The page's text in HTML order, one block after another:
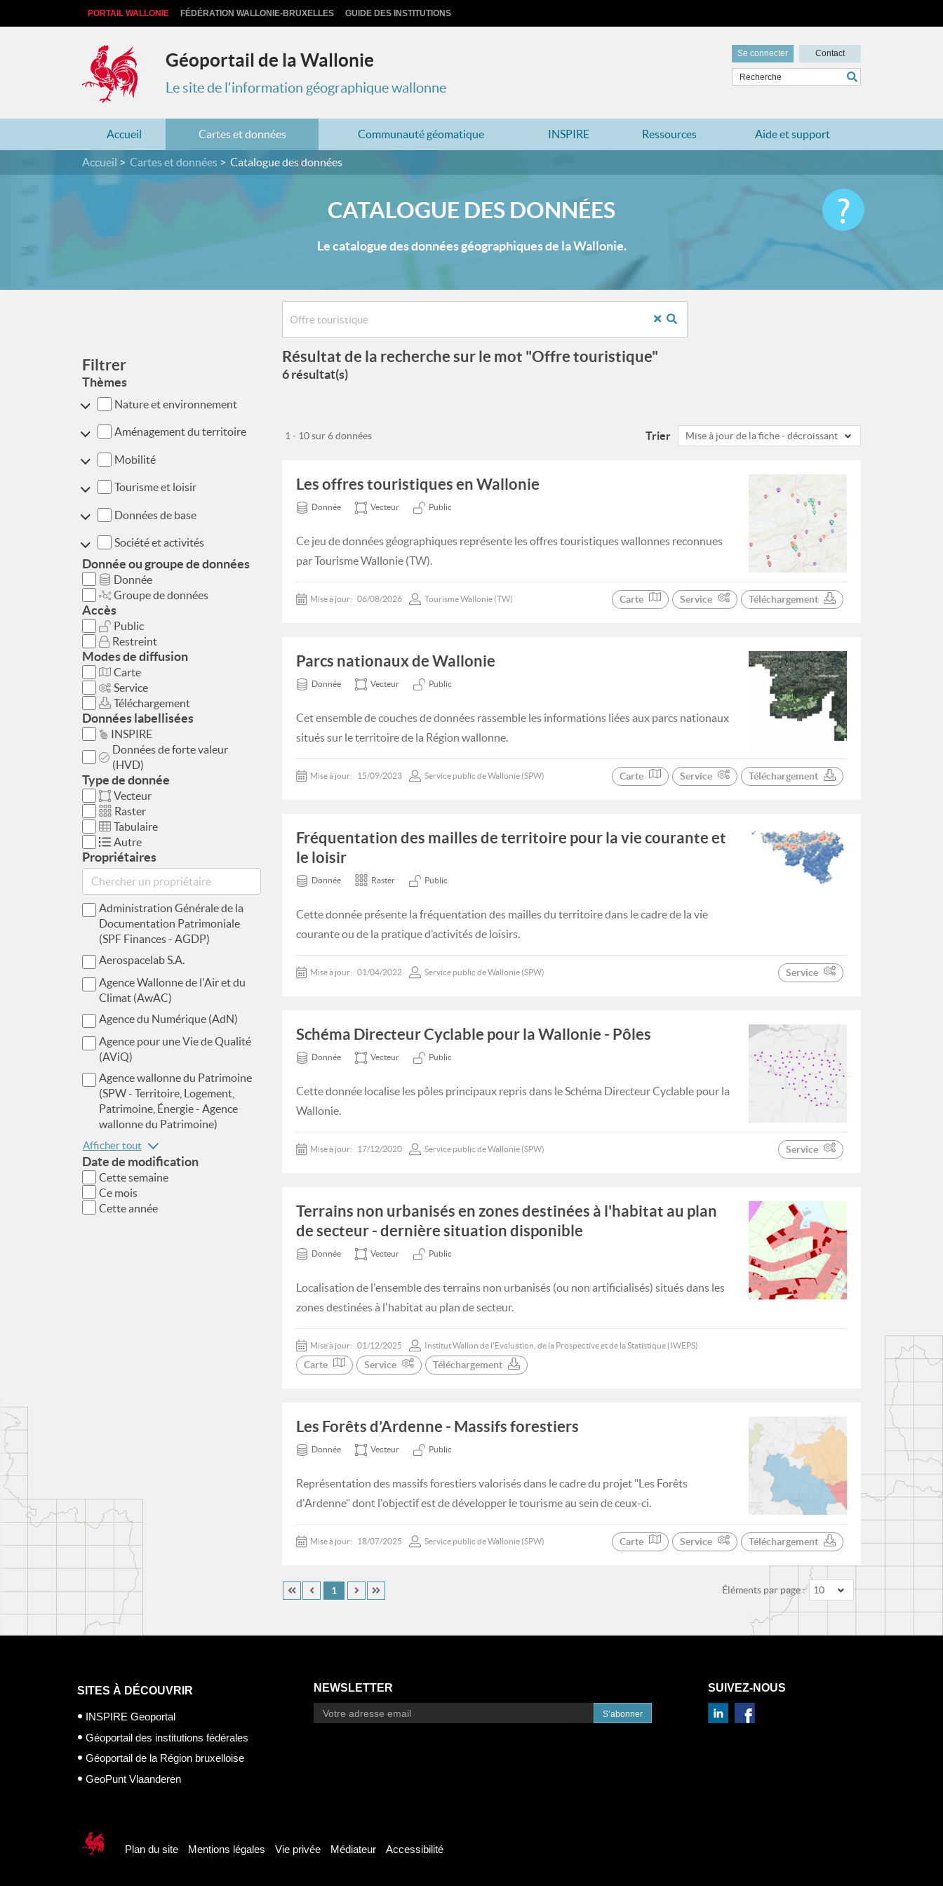
PORTAIL WALLONIE FÉDÉRATION WALLONIE-BRUXELLES GUIDE DES INSTITUTIONS
Géoportail de la Wallonie
Le site de l'information géographique wallonne
Se connecter Contact
Accueil Cartes et données Communauté géomatique INSPIRE Ressources Aide et support
Accueil Cartes et données Catalogue des données
CATALOGUE DES DONNÉES
Le catalogue des données géographiques de la Wallonie.
Filtrer
Thèmes
Nature et environnement
Aménagement du territoire
Mobilité
Tourisme et loisir
Données de base
Société et activités
Donnée ou groupe de données
Donnée
Groupe de données
Accès
Public
Restreint
Modes de diffusion
Carte
Service
Téléchargement
Données labellisées
INSPIRE
Données de forte valeur
(HVD)
Type de donnée
Vecteur
Raster
Tabulaire
Autre
Propriétaires
Administration Générale de la
Documentation Patrimoniale
(SPF Finances - AGDP)
Aerospacelab S.A.
Agence Wallonne de l'Air et du
Climat (AwAC)
Agence du Numérique (AdN)
Agence pour une Vie de Qualité
(AViQ)
Agence wallonne du Patrimoine
(SPW - Territoire, Logement,
Patrimoine, Énergie - Agence
wallonne du Patrimoine)
Afficher tout
Date de modification
Cette semaine
Ce mois
Cette année
Résultat de la recherche sur le mot "Offre touristique"
6 résultat(s)
Trier Mise à jour de la fiche - décroissant
1 - 10 sur 6 données
Les offres touristiques en Wallonie
Donnée Vecteur Public
Ce jeu de données géographiques représente les offres touristiques wallonnes reconnues
par Tourisme Wallonie (TW).
Mise à jour: 06/08/2026 Tourisme Wallonie (TW) Carte Service Téléchargement
Parcs nationaux de Wallonie
Donnée Vecteur Public
Cet ensemble de couches de données rassemble les informations liées aux parcs nationaux
situés sur le territoire de la Région wallonne.
Mise à jour: 15/09/2023 Service public de Wallonie (SPW) Carte Service Téléchargement
Fréquentation des mailles de territoire pour la vie courante et
le loisir
Donnée Raster Public
Cette donnée présente la fréquentation des mailles du territoire dans le cadre de la vie
courante ou de la pratique d’activités de loisirs.
Mise à jour: 01/04/2022 Service public de Wallonie (SPW) Service
Schéma Directeur Cyclable pour la Wallonie - Pôles
Donnée Vecteur Public
Cette donnée localise les pôles principaux repris dans le Schéma Directeur Cyclable pour la
Wallonie.
Mise à jour: 17/12/2020 Service public de Wallonie (SPW) Service
Terrains non urbanisés en zones destinées à l'habitat au plan
de secteur - dernière situation disponible
Donnée Vecteur Public
Localisation de l'ensemble des terrains non urbanisés (ou non artificialisés) situés dans les
zones destinées à l'habitat au plan de secteur.
Mise à jour: 01/12/2025 Institut Wallon de l'Evaluation, de la Prospective et de la Statistique (IWEPS)
Carte Service Téléchargement
Les Forêts d’Ardenne - Massifs forestiers
Donnée Vecteur Public
Représentation des massifs forestiers valorisés dans le cadre du projet "Les Forêts
d'Ardenne" dont l'objectif est de développer le tourisme au sein de ceux-ci.
Mise à jour: 18/07/2025 Service public de Wallonie (SPW) Carte Service Téléchargement
Éléments par page : 10
1
SITES À DÉCOUVRIR
INSPIRE Geoportal
Géoportail des institutions fédérales
Géoportail de la Région bruxelloise
GeoPunt Vlaanderen
NEWSLETTER
S’abonner
SUIVEZ-NOUS
Plan du site Mentions légales Vie privée Médiateur Accessibilité